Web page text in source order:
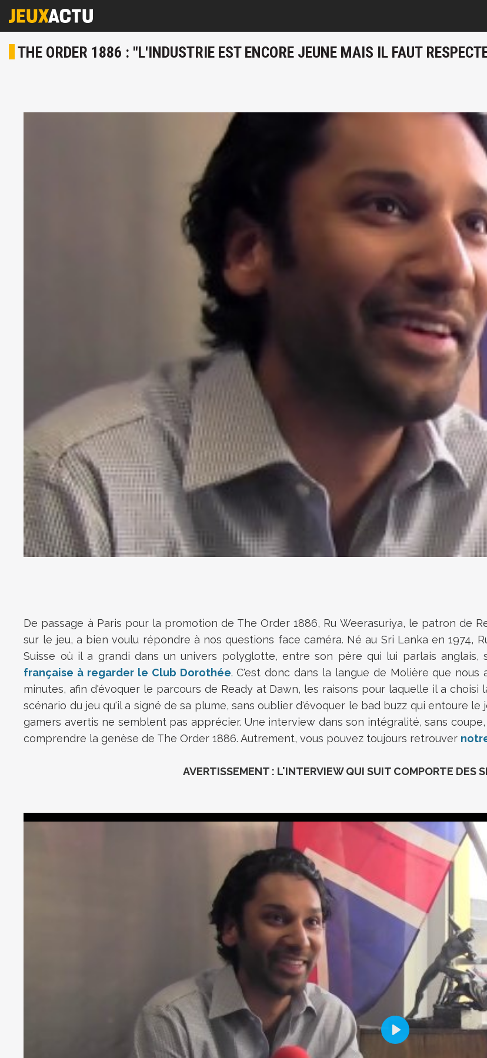
THE ORDER 1886 : "L'INDUSTRIE EST ENCORE JEUNE MAIS IL FAUT
De passage à Paris pour la promotion de The Order 1886, Ru Weerasuriya, le patron de
sur le jeu, a bien voulu répondre à nos questions face caméra. Né au Sri Lanka en 1974,
Suisse où il a grandi dans un univers polyglotte, entre son père qui lui parlais
française à regarder le Club Dorothée. C'est donc dans la langue de Molière que
minutes, afin d'évoquer le parcours de Ready at Dawn, les raisons pour laquelle il a
scénario du jeu qu'il a signé de sa plume, sans oublier d'évoquer le bad buzz qui entoure
gamers avertis ne semblent pas apprécier. Une interview dans son intégralité, sans
comprendre la genèse de The Order 1886. Autrement, vous pouvez toujours retrouver
AVERTISSEMENT : L'INTERVIEW QUI SUIT COMPORTE DES